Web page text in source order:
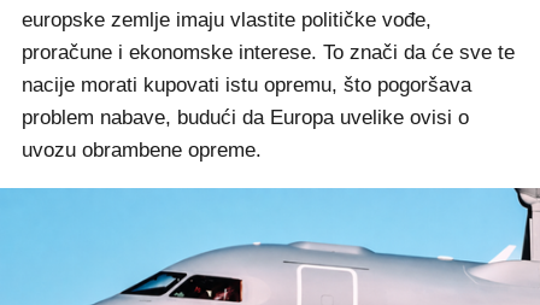
europske zemlje imaju vlastite političke vođe,
proračune i ekonomske interese. To znači da će sve te
nacije morati kupovati istu opremu, što pogoršava
problem nabave, budući da Europa uvelike ovisi o
uvozu obrambene opreme.